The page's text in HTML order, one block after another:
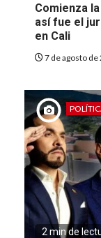
Comienza
así fue el
en Cali
7 de agosto de
2 min de